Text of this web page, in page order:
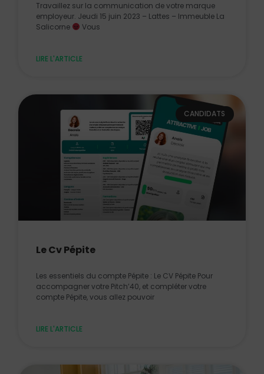
Travaillez sur la communication de votre marque
employeur. Jeudi 15 juin 2023 – Lattes – Immeuble La
Salicorne
Vous
LIRE L'ARTICLE
CANDIDATS
Le Cv Pépite
Les essentiels du compte Pépite : Le CV Pépite Pour
accompagner votre Pitch’40, et compléter votre
compte Pépite, vous allez pouvoir
LIRE L'ARTICLE